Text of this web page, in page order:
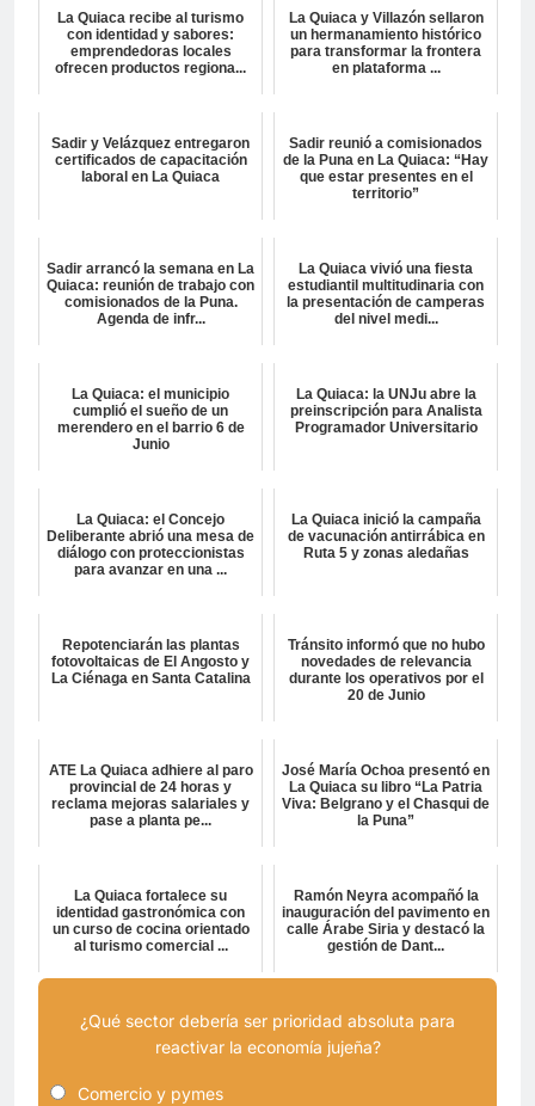
La Quiaca recibe al turismo
con identidad y sabores:
emprendedoras locales
ofrecen productos regiona...
La Quiaca y Villazón sellaron
un hermanamiento histórico
para transformar la frontera
en plataforma ...
Sadir y Velázquez entregaron
certificados de capacitación
laboral en La Quiaca
Sadir reunió a comisionados
de la Puna en La Quiaca: “Hay
que estar presentes en el
territorio”
Sadir arrancó la semana en La
Quiaca: reunión de trabajo con
comisionados de la Puna.
Agenda de infr...
La Quiaca vivió una fiesta
estudiantil multitudinaria con
la presentación de camperas
del nivel medi...
La Quiaca: el municipio
cumplió el sueño de un
merendero en el barrio 6 de
Junio
La Quiaca: la UNJu abre la
preinscripción para Analista
Programador Universitario
La Quiaca: el Concejo
Deliberante abrió una mesa de
diálogo con proteccionistas
para avanzar en una ...
La Quiaca inició la campaña
de vacunación antirrábica en
Ruta 5 y zonas aledañas
Repotenciarán las plantas
fotovoltaicas de El Angosto y
La Ciénaga en Santa Catalina
Tránsito informó que no hubo
novedades de relevancia
durante los operativos por el
20 de Junio
ATE La Quiaca adhiere al paro
provincial de 24 horas y
reclama mejoras salariales y
pase a planta pe...
José María Ochoa presentó en
La Quiaca su libro “La Patria
Viva: Belgrano y el Chasqui de
la Puna”
La Quiaca fortalece su
identidad gastronómica con
un curso de cocina orientado
al turismo comercial ...
Ramón Neyra acompañó la
inauguración del pavimento en
calle Árabe Siria y destacó la
gestión de Dant...
¿Qué sector debería ser prioridad absoluta para
reactivar la economía jujeña?
Comercio y pymes